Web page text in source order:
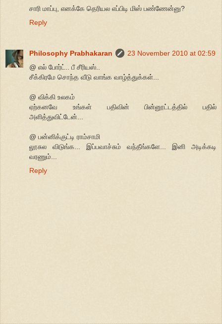
சாரி மாப்பு, எனக்கே தெரியல எப்பிடி மிஸ் பண்ணேன்னு?
Reply
Philosophy Prabhakaran
23 November 2010 at 02:59
@ எல் போர்ட்.. பீ சீரியஸ்..
சீக்கிரமே சொந்த வீடு வாங்க வாழ்த்துக்கள்...
@ விக்கி உலகம்
ஏற்கனவே உங்கள் பதிவின் பின்னூட்டத்தில் பதில்
அளித்துவிட்டேன்...
@ பன்னிக்குட்டி ராம்சாமி
லூசுல விடுங்க... இப்பவாச்சும் வந்தீங்களே... இனி அடிக்கடி
வரணும்...
Reply